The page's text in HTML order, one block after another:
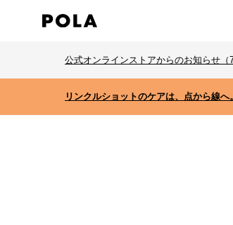
公式オンラインストアからのお知らせ（7
リンクルショットのケアは、点から線